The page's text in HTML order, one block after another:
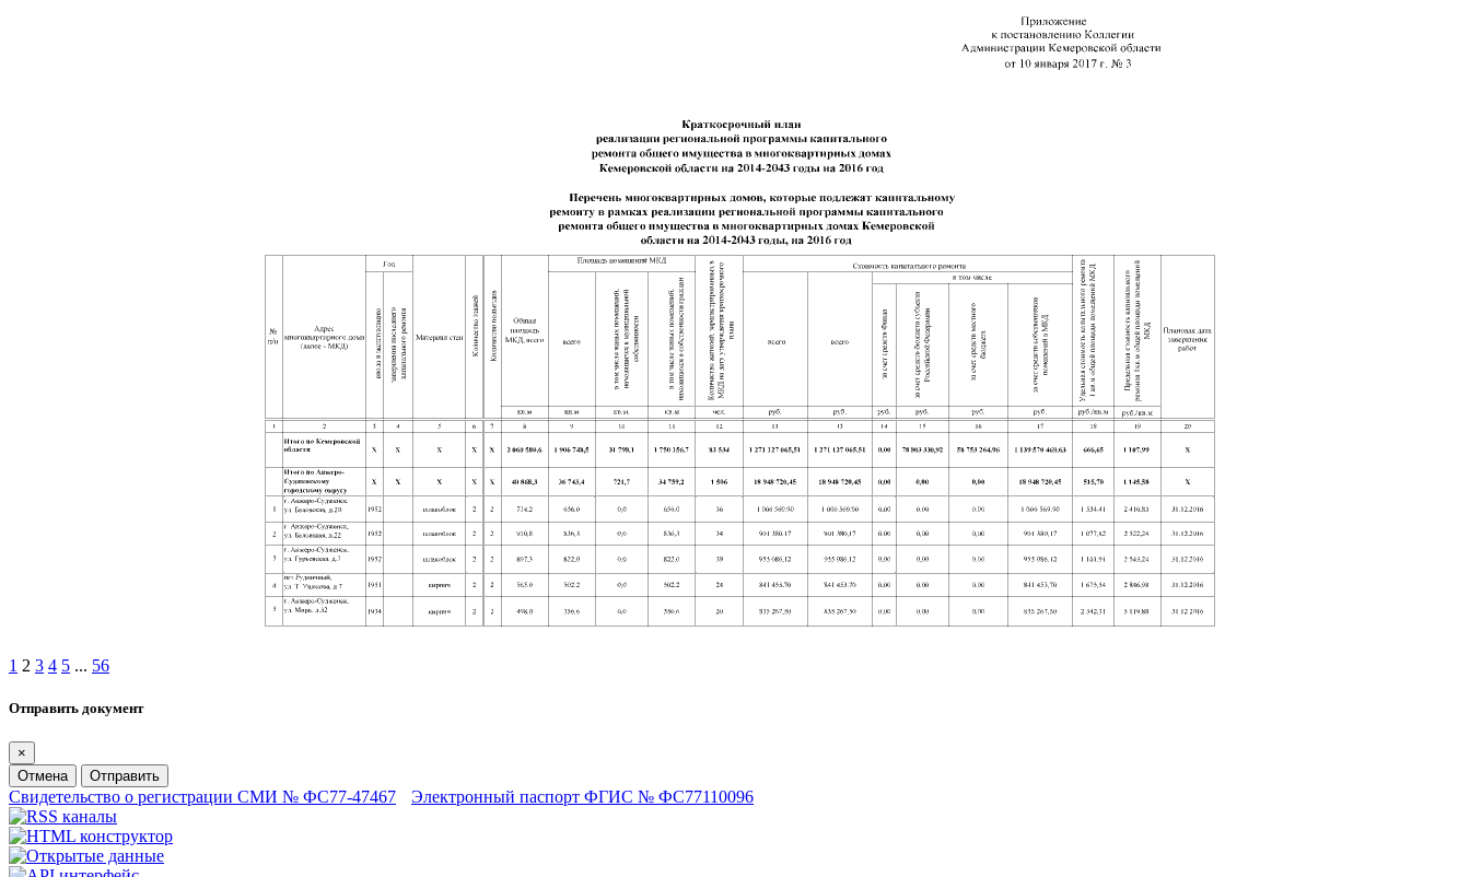
1 2 3 4 5 ... 56
Отправить документ
×
Отмена
Отправить
Свидетельство о регистрации СМИ № ФС77-47467 Электронный паспорт ФГИС № ФС77110096